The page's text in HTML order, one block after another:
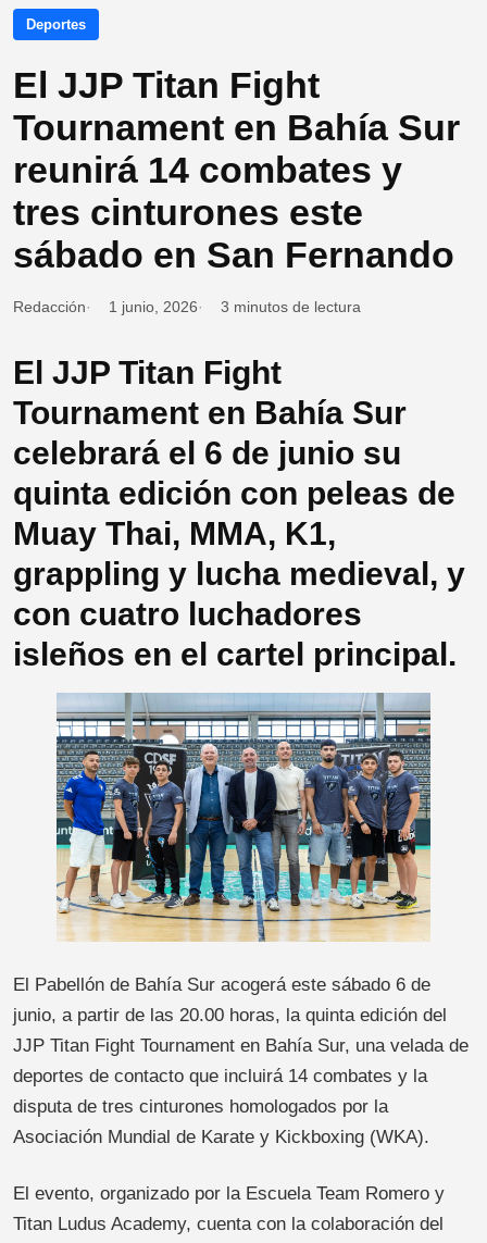
Deportes
El JJP Titan Fight
Tournament en Bahía Sur
reunirá 14 combates y
tres cinturones este
sábado en San Fernando
Redacción 1 junio, 2026 3 minutos de lectura
El JJP Titan Fight
Tournament en Bahía Sur
celebrará el 6 de junio su
quinta edición con peleas de
Muay Thai, MMA, K1,
grappling y lucha medieval, y
con cuatro luchadores
isleños en el cartel principal.
El Pabellón de Bahía Sur acogerá este sábado 6 de
junio, a partir de las 20.00 horas, la quinta edición del
JJP Titan Fight Tournament en Bahía Sur, una velada de
deportes de contacto que incluirá 14 combates y la
disputa de tres cinturones homologados por la
Asociación Mundial de Karate y Kickboxing (WKA).
El evento, organizado por la Escuela Team Romero y
Titan Ludus Academy, cuenta con la colaboración del